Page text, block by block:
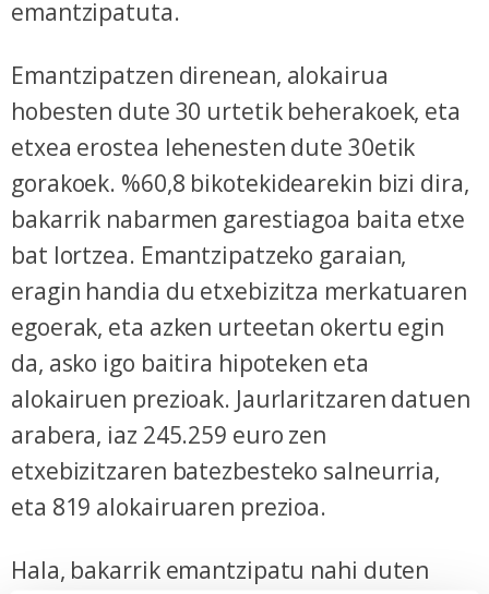
emantzipatuta.
Emantzipatzen direnean, alokairua
hobesten dute 30 urtetik beherakoek, eta
etxea erostea lehenesten dute 30etik
gorakoek. %60,8 bikotekidearekin bizi dira,
bakarrik nabarmen garestiagoa baita etxe
bat lortzea. Emantzipatzeko garaian,
eragin handia du etxebizitza merkatuaren
egoerak, eta azken urteetan okertu egin
da, asko igo baitira hipoteken eta
alokairuen prezioak. Jaurlaritzaren datuen
arabera, iaz 245.259 euro zen
etxebizitzaren batezbesteko salneurria,
eta 819 alokairuaren prezioa.
Hala, bakarrik emantzipatu nahi duten